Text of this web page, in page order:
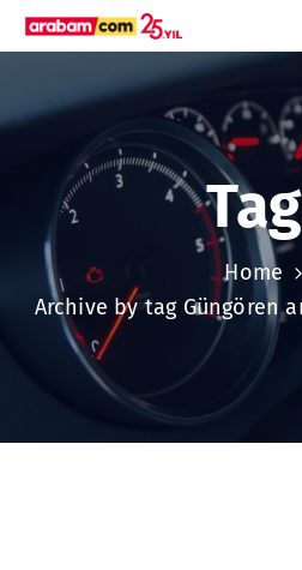
Home
Archive by tag Güngören